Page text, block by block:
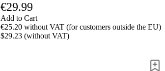
€29.99
Add to Cart
€25.20 without VAT (for customers outside the EU)
$29.23 (without VAT)
Accounts
Membership